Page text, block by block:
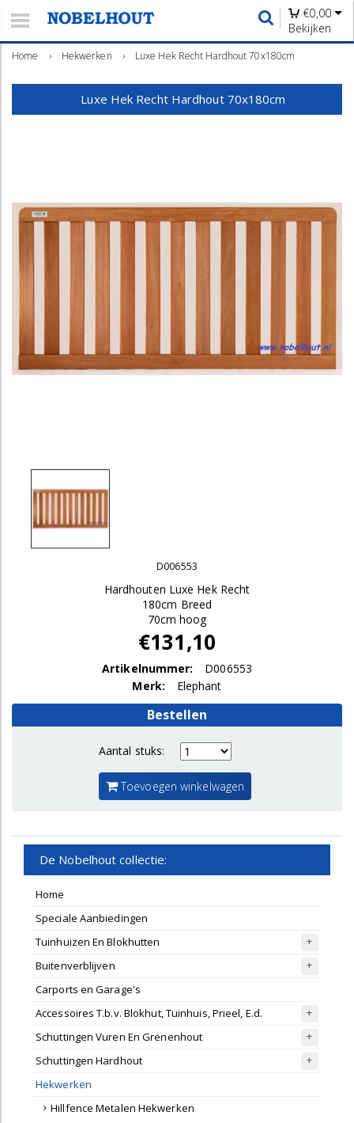
€0,00
Bekijken
Home › Hekwerken › Luxe Hek Recht Hardhout 70x180cm
Luxe Hek Recht Hardhout 70x180cm
D006553
Hardhouten Luxe Hek Recht
180cm Breed
70cm hoog
€131,10
Artikelnummer:
D006553
Merk:
Elephant
Bestellen
Aantal stuks:
Toevoegen winkelwagen
De Nobelhout collectie:
Home
Speciale Aanbiedingen
Tuinhuizen En Blokhutten
Buitenverblijven
Carports en Garage's
Accessoires T.b.v. Blokhut, Tuinhuis, Prieel, E.d.
Schuttingen Vuren En Grenenhout
Schuttingen Hardhout
Hekwerken
Hillfence Metalen Hekwerken